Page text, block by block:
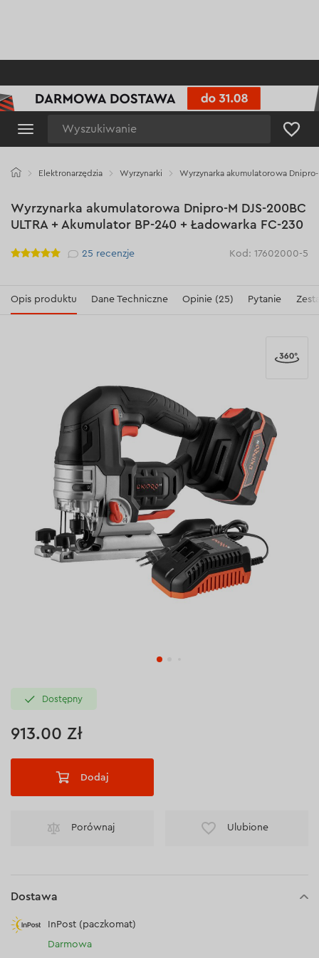
Elektronarzędzia Wyrzynarki Wyrzynarka akumulatorowa Dnipro-
Wyrzynarka akumulatorowa Dnipro-M DJS-200BC
ULTRA + Akumulator BP-240 + Ładowarka FC-230
Рейтинг 25 recenzje Kod: 17602000-5
Opis produktu Dane Techniczne Opinie (25) Pytanie
Dostępny
913.00 Zł
Dodaj
Porównaj Ulubione
Dostawa
InPost (paczkomat)
Darmowa